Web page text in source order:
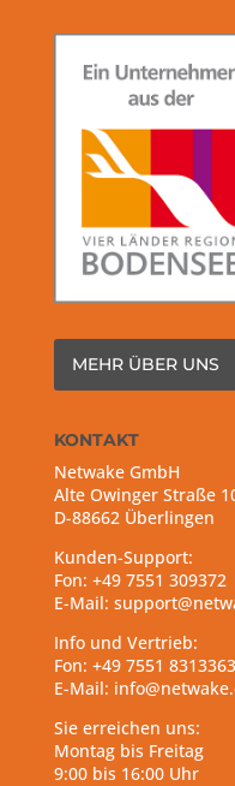
MEHR ÜBER UNS
KONTAKT
Netwake GmbH
Alte Owinger Straße
D-88662 Überlingen
Kunden-Support:
Fon: +49 7551 309372
E-Mail:
Info und Vertrieb:
Fon: +49 7551 8313363
E-Mail:
Sie erreichen uns:
Montag bis Freitag
9:00 bis 16:00 Uhr